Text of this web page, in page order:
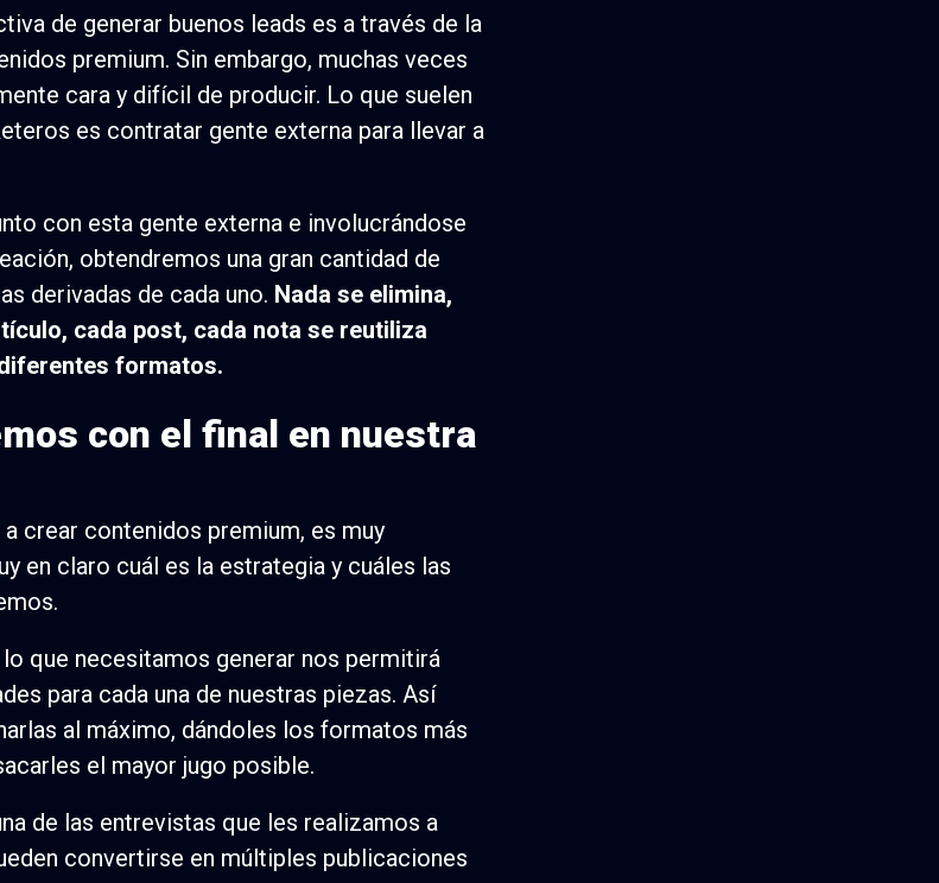
de generar buenos leads es a través de la
premium. Sin embargo, muchas veces
cara y difícil de producir. Lo que suelen
es contratar gente externa para llevar a
con esta gente externa e involucrándose
obtendremos una gran cantidad de
derivadas de cada uno. Nada se elimina,
cada post, cada nota se reutiliza
formatos.
con el final en nuestra
crear contenidos premium, es muy
en claro cuál es la estrategia y cuáles las
que necesitamos generar nos permitirá
para cada una de nuestras piezas. Así
al máximo, dándoles los formatos más
el mayor jugo posible.
de las entrevistas que les realizamos a
convertirse en múltiples publicaciones